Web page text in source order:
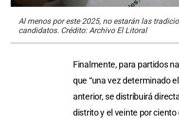
Al menos por este 2025, no estarán las
candidatos. Crédito: Archivo El Litoral
Finalmente, para partidos
que “una vez determinado
anterior, se distribuirá
distrito y el veinte por